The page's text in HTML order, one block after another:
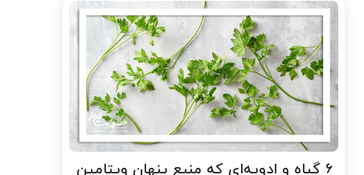
۶ گیاه و ادویه‌ای که منبع پنهان ویتامین